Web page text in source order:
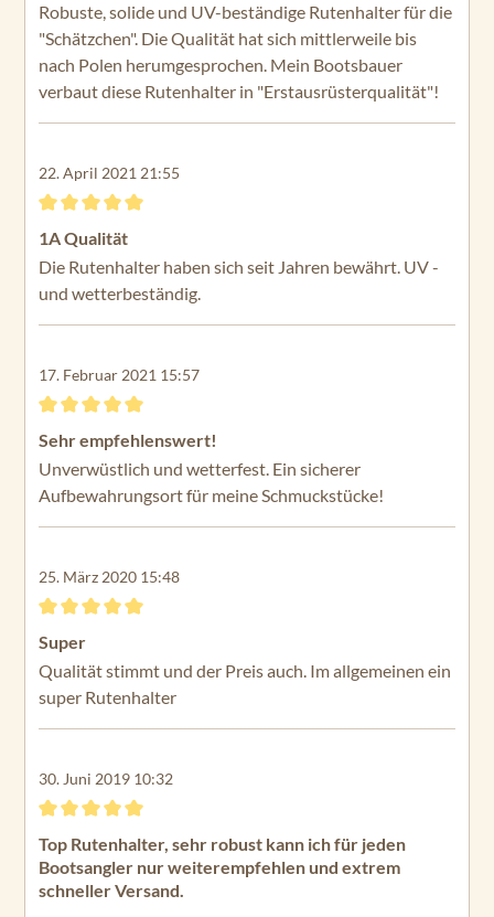
Robuste, solide und UV-beständige Rutenhalter für die
"Schätzchen". Die Qualität hat sich mittlerweile bis
nach Polen herumgesprochen. Mein Bootsbauer
verbaut diese Rutenhalter in "Erstausrüsterqualität"!
22. April 2021 21:55
Bewertung mit 5 von 5 Sternen
1A Qualität
Die Rutenhalter haben sich seit Jahren bewährt. UV -
und wetterbeständig.
17. Februar 2021 15:57
Bewertung mit 5 von 5 Sternen
Sehr empfehlenswert!
Unverwüstlich und wetterfest. Ein sicherer
Aufbewahrungsort für meine Schmuckstücke!
25. März 2020 15:48
Bewertung mit 5 von 5 Sternen
Super
Qualität stimmt und der Preis auch. Im allgemeinen ein
super Rutenhalter
30. Juni 2019 10:32
Bewertung mit 5 von 5 Sternen
Top Rutenhalter, sehr robust kann ich für jeden
Bootsangler nur weiterempfehlen und extrem
schneller Versand.